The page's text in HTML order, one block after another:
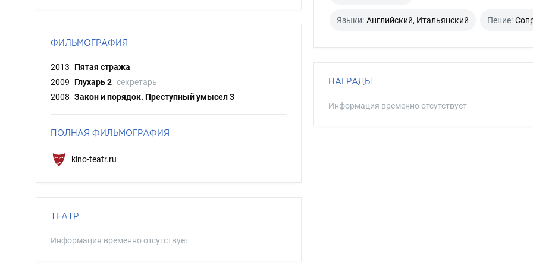
ФИЛЬМОГРАФИЯ
2013
Пятая стража
2009
Глухарь 2 секретарь
2008 Закон и порядок. Преступный умысел 3
ПОЛНАЯ ФИЛЬМОГРАФИЯ
kino-teatr.ru
ТЕАТР
Информация временно отсутствует
Языки: Английский, Итальянский Пение:
НАГРАДЫ
Информация временно отсутствует